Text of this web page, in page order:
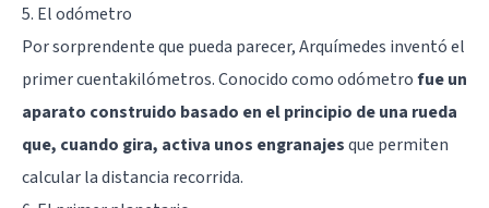
5. El odómetro
Por sorprendente que pueda parecer, Arquímedes inventó el
primer cuentakilómetros. Conocido como odómetrofue un
aparato construido basado en el principio de una rueda
que, cuando gira, activa unos engranajesque permiten
calcular la distancia recorrida.